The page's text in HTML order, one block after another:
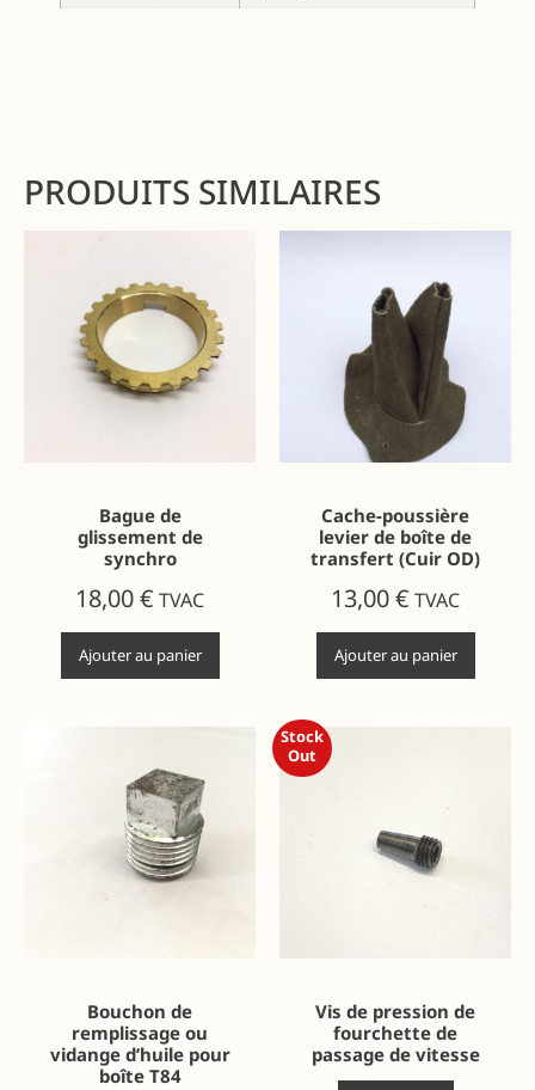
PRODUITS SIMILAIRES
Bague de
glissement de
synchro
18,00€ TVAC
Ajouter au panier
Cache-poussière
levier de boîte de
transfert (Cuir OD)
13,00€ TVAC
Ajouter au panier
Bouchon de
remplissage ou
vidange d’huile pour
boîte T84
Stock
Out
Vis de pression de
fourchette de
passage de vitesse